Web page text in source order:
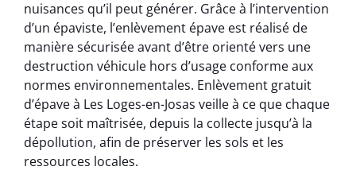
nuisances qu’il peut générer. Grâce à l’intervention
d’un épaviste, l’enlèvement épave est réalisé de
manière sécurisée avant d’être orienté vers une
destruction véhicule hors d’usage conforme aux
normes environnementales. Enlèvement gratuit
d’épave à Les Loges-en-Josas veille à ce que chaque
étape soit maîtrisée, depuis la collecte jusqu’à la
dépollution, afin de préserver les sols et les
ressources locales.